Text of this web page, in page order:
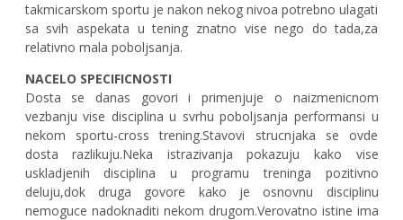
takmicarskom sportu je nakon nekog nivoa potrebno ulagati
sa svih aspekata u tening znatno vise nego do tada,za
relativno mala poboljsanja.
NACELO SPECIFICNOSTI
Dosta se danas govori i primenjuje o naizmenicnom
vezbanju vise disciplina u svrhu poboljsanja performansi u
nekom sportu-cross trening.Stavovi strucnjaka se ovde
dosta razlikuju.Neka istrazivanja pokazuju kako vise
uskladjenih disciplina u programu treninga pozitivno
deluju,dok druga govore kako je osnovnu disciplinu
nemoguce nadoknaditi nekom drugom.Verovatno istine ima